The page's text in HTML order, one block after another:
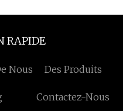
RAPIDE
Nous Des Produits
Contactez-Nous